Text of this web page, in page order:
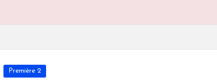
e
Première 2